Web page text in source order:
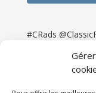
#CRads